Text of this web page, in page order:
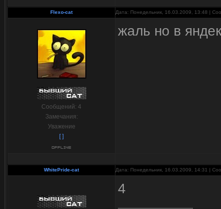
Flexo-cat Дата: Понедельник, 16.03.2009, 13:48 |
Сообщений: 4
Замечания:
Уважение
[ ]
жаль но в
WhitePride-cat Дата: Понедельник, 16.03.2009, 14:31 |
4